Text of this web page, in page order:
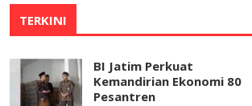
TERKINI
BI Jatim Perkuat
Kemandirian Ekonomi 80
Pesantren